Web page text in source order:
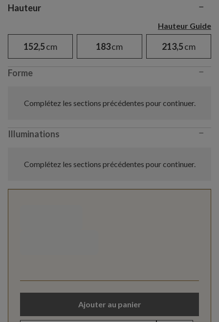
Variant selection
Hauteur −
Hauteur Guide
152,5cm 183cm 213,5cm
Forme −
Complétez les sections précédentes pour continuer.
Illuminations −
Complétez les sections précédentes pour continuer.
Ajouter au panier